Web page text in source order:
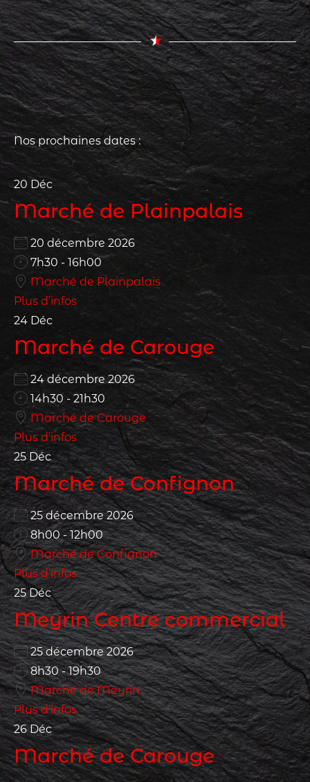
Nos prochaines dates :
20 Déc
Marché de Plainpalais
20 décembre 2026
7h30 - 16h00
Marché de Plainpalais
Plus d’infos
24 Déc
Marché de Carouge
24 décembre 2026
14h30 - 21h30
Marché de Carouge
Plus d’infos
25 Déc
Marché de Confignon
25 décembre 2026
8h00 - 12h00
Marché de Confignon
Plus d’infos
25 Déc
Meyrin Centre commercial
25 décembre 2026
8h30 - 19h30
Marché de Meyrin
Plus d’infos
26 Déc
Marché de Carouge